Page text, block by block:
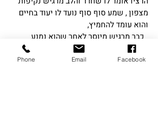
מצפון , שמע סוף סוף נועד לו יעוד בחיים
והוא עומד להחמיץ,
כבר מרגיש מיוסר לאחר שהוא נמנע
להושיט עזרה...
Phone Email Facebook